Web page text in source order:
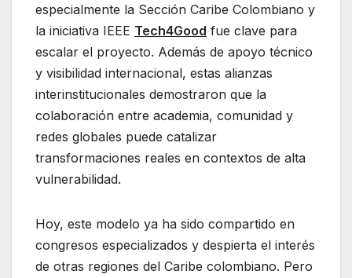
especialmente la Sección Caribe Colombiano y
la iniciativa IEEE Tech4Good fue clave para
escalar el proyecto. Además de apoyo técnico
y visibilidad internacional, estas alianzas
interinstitucionales demostraron que la
colaboración entre academia, comunidad y
redes globales puede catalizar
transformaciones reales en contextos de alta
vulnerabilidad.
Hoy, este modelo ya ha sido compartido en
congresos especializados y despierta el interés
de otras regiones del Caribe colombiano. Pero